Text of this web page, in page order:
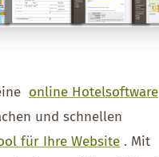
online Hotelsoftware
und schnellen
für Ihre Website . Mit